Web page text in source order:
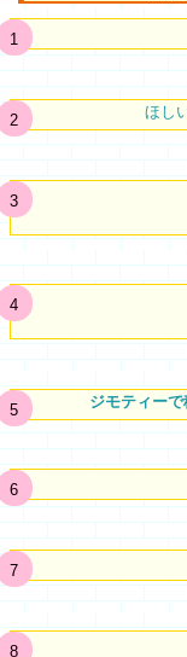
ほし
ジモティー